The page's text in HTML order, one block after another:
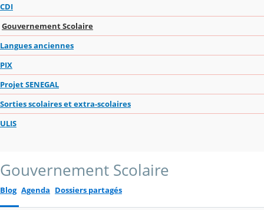
CDI
Gouvernement Scolaire
Langues anciennes
PIX
Projet SENEGAL
Sorties scolaires et extra-scolaires
ULIS
Gouvernement Scolaire
Blog Agenda Dossiers partagés